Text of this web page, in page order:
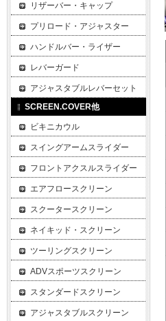
リザーバー・キャップ
プリロード・アジャスター
ハンドルバー・ライザー
レバーガード
アジャスタブルレバーセット
SCREEN.COVER他
ビキニカウル
スイングアームスライダー
フロントアクスルスライダー
エアフロースクリーン
スクータースクリーン
ネイキッド・スクリーン
ツーリングスクリーン
ADVスポーツスクリーン
スタンダードスクリーン
アジャスタブルスクリーン